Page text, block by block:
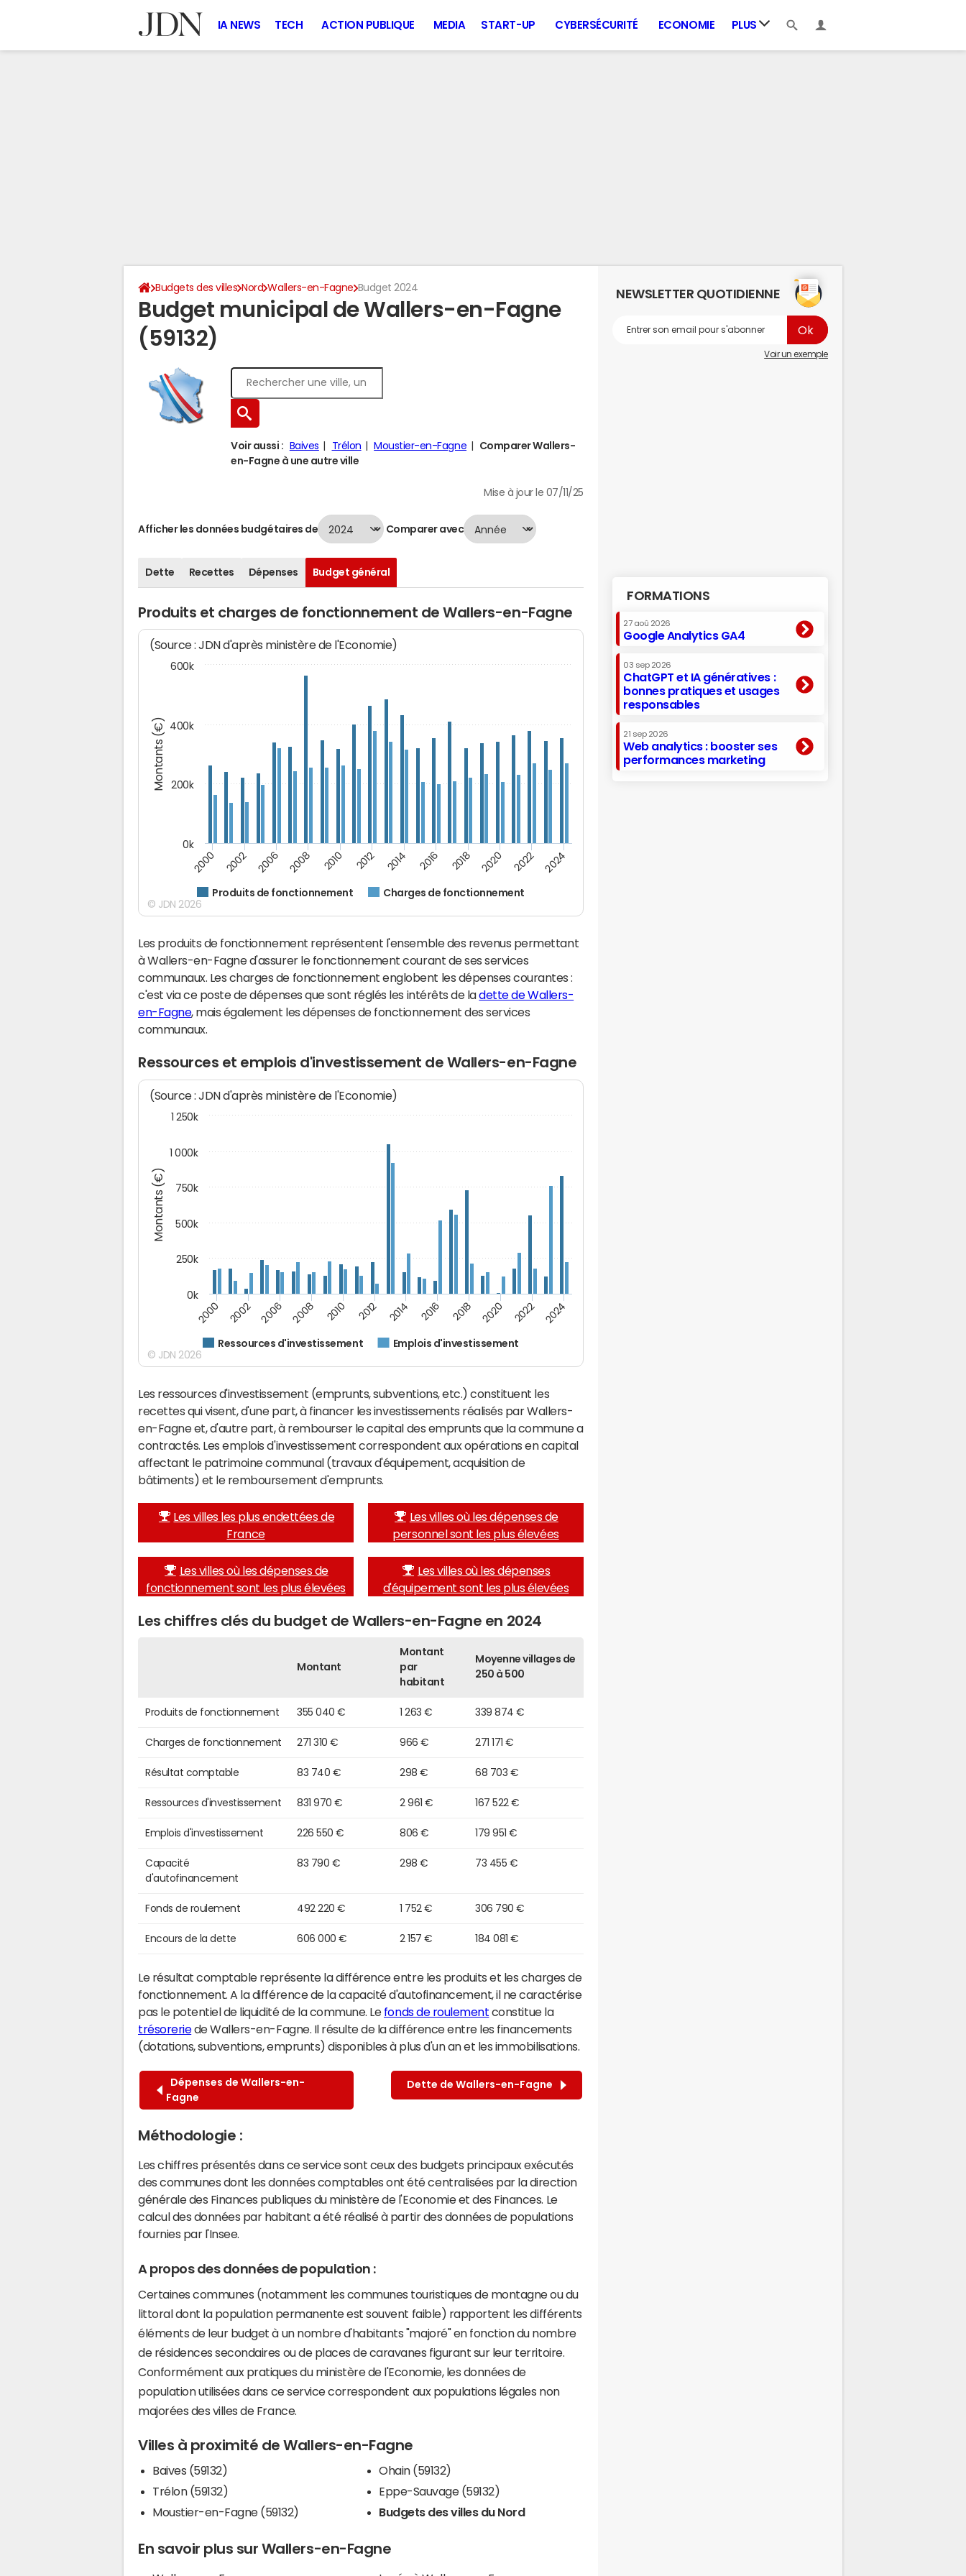
IA NEWS TECH ACTION PUBLIQUE MEDIA START-UP CYBERSÉCURITÉ ECONOMIE PLUS
Budgets des villes Nord Wallers-en-Fagne Budget 2024
Budget municipal de Wallers-en-Fagne
(59132)
Voir aussi : Baives Trélon Moustier-en-Fagne
Comparer Wallers-
en-Fagne à une autre ville
Mise à jour le 07/11/25
Afficher les données budgétaires de Comparer avec
Dette Recettes Dépenses Budget général
Produits et charges de fonctionnement de Wallers-en-Fagne
Montants (€)
(Source : JDN d'après ministère de l'Economie)
Produits de fonctionnement Charges de fonctionnement
2000 2002 2006 2008 2010 2012 2014 2016 2018 2020 2022 2024
0k
200k
400k
600k
© JDN 2026
Les produits de fonctionnement représentent l'ensemble des revenus permettant
à Wallers-en-Fagne d'assurer le fonctionnement courant de ses services
communaux. Les charges de fonctionnement englobent les dépenses courantes :
c'est via ce poste de dépenses que sont réglés les intérêts de ladette de Wallers-
en-Fagne, mais également les dépenses de fonctionnement des services
communaux.
Ressources et emplois d'investissement de Wallers-en-Fagne
Montants (€)
(Source : JDN d'après ministère de l'Economie)
Ressources d'investissement Emplois d'investissement
2000 2002 2006 2008 2010 2012 2014 2016 2018 2020 2022 2024
0k
250k
500k
750k
1 000k
1 250k
© JDN 2026
Les ressources d'investissement (emprunts, subventions, etc.) constituent les
recettes qui visent, d'une part, à financer les investissements réalisés par Wallers-
en-Fagne et, d'autre part, à rembourser le capital des emprunts que la commune a
contractés. Les emplois d'investissement correspondent aux opérations en capital
affectant le patrimoine communal (travaux d'équipement, acquisition de
bâtiments) et le remboursement d'emprunts.
Les villes les plus endettées de
France
Les villes où les dépenses de
personnel sont les plus élevées
Les villes où les dépenses de
fonctionnement sont les plus élevées
Les villes où les dépenses
d'équipement sont les plus élevées
Les chiffres clés du budget de Wallers-en-Fagne en 2024
Montant
Montant
par
habitant
Moyenne villages de
250 à 500
Produits de fonctionnement 355 040 € 1 263 € 339 874 €
Charges de fonctionnement 271 310 € 966 € 271 171 €
Résultat comptable 83 740 € 298 € 68 703 €
Ressources d'investissement 831 970 € 2 961 € 167 522 €
Emplois d'investissement 226 550 € 806 € 179 951 €
Capacité
d'autofinancement
83 790 € 298 € 73 455 €
Fonds de roulement 492 220 € 1 752 € 306 790 €
Encours de la dette 606 000 € 2 157 € 184 081 €
Le résultat comptable représente la différence entre les produits et les charges de
fonctionnement. A la différence de la capacité d'autofinancement, il ne caractérise
pas le potentiel de liquidité de la commune. Le fonds de roulement constitue la
trésoreriede Wallers-en-Fagne. Il résulte de la différence entre les financements
(dotations, subventions, emprunts) disponibles à plus d'un an et les immobilisations.
Dépenses de Wallers-en-
Fagne
Dette de Wallers-en-Fagne
Méthodologie :
Les chiffres présentés dans ce service sont ceux des budgets principaux exécutés
des communes dont les données comptables ont été centralisées par la direction
générale des Finances publiques du ministère de l'Economie et des Finances. Le
calcul des données par habitant a été réalisé à partir des données de populations
fournies par l'Insee.
A propos des données de population :
Certaines communes (notamment les communes touristiques de montagne ou du
littoral dont la population permanente est souvent faible) rapportent les différents
éléments de leur budget à un nombre d'habitants "majoré" en fonction du nombre
de résidences secondaires ou de places de caravanes figurant sur leur territoire.
Conformément aux pratiques du ministère de l'Economie, les données de
population utilisées dans ce service correspondent aux populations légales non
majorées des villes de France.
Villes à proximité de Wallers-en-Fagne
Baives (59132)
Trélon (59132)
Moustier-en-Fagne (59132)
Ohain (59132)
Eppe-Sauvage (59132)
Budgets des villes du Nord
En savoir plus sur Wallers-en-Fagne
NEWSLETTER QUOTIDIENNE
Voir un exemple
FORMATIONS
27 aoû 2026
Google Analytics GA4
03 sep 2026
ChatGPT et IA génératives :
bonnes pratiques et usages
responsables
21 sep 2026
Web analytics : booster ses
performances marketing